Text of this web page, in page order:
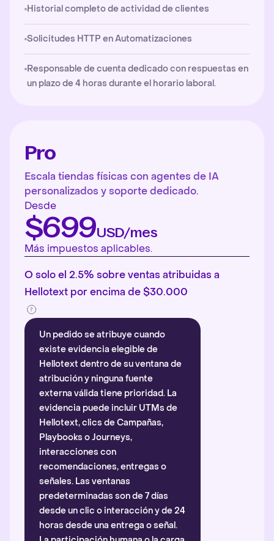
Historial completo de actividad de clientes
Solicitudes HTTP en Automatizaciones
Responsable de cuenta dedicado con respuestas en
un plazo de 4 horas durante el horario laboral.
Pro
Escala tiendas físicas con agentes de IA
personalizados y soporte dedicado.
Desde
$699USD/mes
Más impuestos aplicables.
O solo el 2.5% sobre ventas atribuidas a
Hellotext por encima de $30.000
Un pedido se atribuye cuando
existe evidencia elegible de
Hellotext dentro de su ventana de
atribución y ninguna fuente
externa válida tiene prioridad. La
evidencia puede incluir UTMs de
Hellotext, clics de Campañas,
Playbooks o Journeys,
interacciones con
recomendaciones, entregas o
señales. Las ventanas
predeterminadas son de 7 días
desde un clic o interacción y de 24
horas desde una entrega o señal.